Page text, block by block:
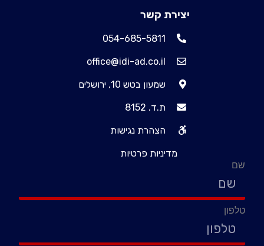
יצירת קשר
054-685-5811
office@idi-ad.co.il
שמעון בטש 10, ירושלים
ת.ד. 8152
הצהרת נגישות
מדיניות פרטיות
שם
טלפון